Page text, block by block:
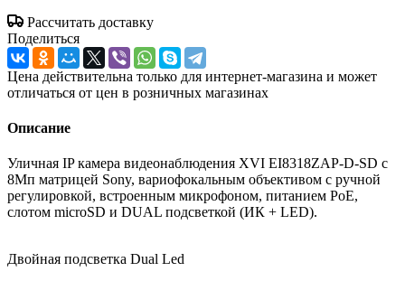
Рассчитать доставку
Поделиться
Цена действительна только для интернет-магазина и может
отличаться от цен в розничных магазинах
Описание
Уличная IP камера видеонаблюдения XVI EI8318ZAP-D-SD с
8Мп матрицей Sony, вариофокальным объективом с ручной
регулировкой, встроенным микрофоном, питанием PoE,
слотом microSD и DUAL подсветкой (ИК + LED).
Двойная подсветка Dual Led